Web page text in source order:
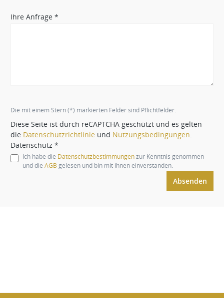
Ihre Anfrage *
Die mit einem Stern (*) markierten Felder sind Pflichtfelder.
Diese Seite ist durch reCAPTCHA geschützt und es gelten
die Datenschutzrichtlinie und Nutzungsbedingungen
Datenschutz *
Ich habe die Datenschutzbestimmungenzur Kenntnis genommen
und die AGB gelesen und bin mit ihnen einverstanden.
Absenden